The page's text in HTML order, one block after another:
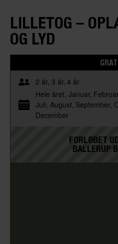
LILLETOG –
OG LYD
2 år 3 år 4 år
Hele året Januar Februar
Juli August September
December
FORLØBET
BALLERUP